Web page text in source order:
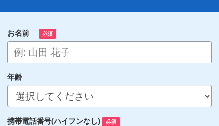
お名前 必須
年齢
携帯電話番号(ハイフンなし) 必須